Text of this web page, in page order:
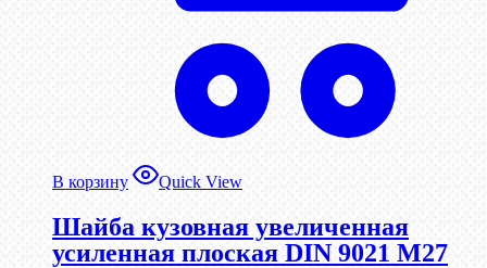
В корзину Quick View
Шайба кузовная увеличенная
усиленная плоская DIN 9021 М27